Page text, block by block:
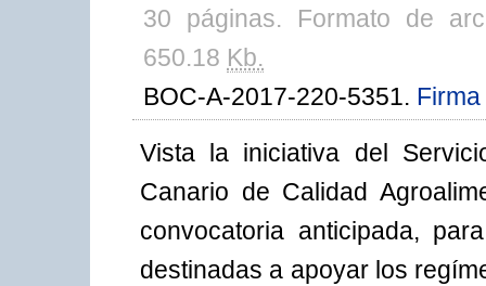
30 páginas. Formato de
650.18 Kb.
BOC-A-2017-220-5351.
Vista la iniciativa del
Canario de Calidad
convocatoria anticipada,
destinadas a apoyar los